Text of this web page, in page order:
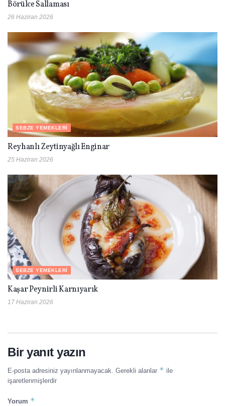
Börülce Sallaması
26 Haziran 2026
SEBZE YEMEKLERI
Reyhanlı Zeytinyağlı Enginar
25 Haziran 2026
SEBZE YEMEKLERI
Kaşar Peynirli Karnıyarık
17 Haziran 2026
Bir yanıt yazın
E-posta adresiniz yayınlanmayacak. Gerekli alanlar * ile
işaretlenmişlerdir
Yorum *